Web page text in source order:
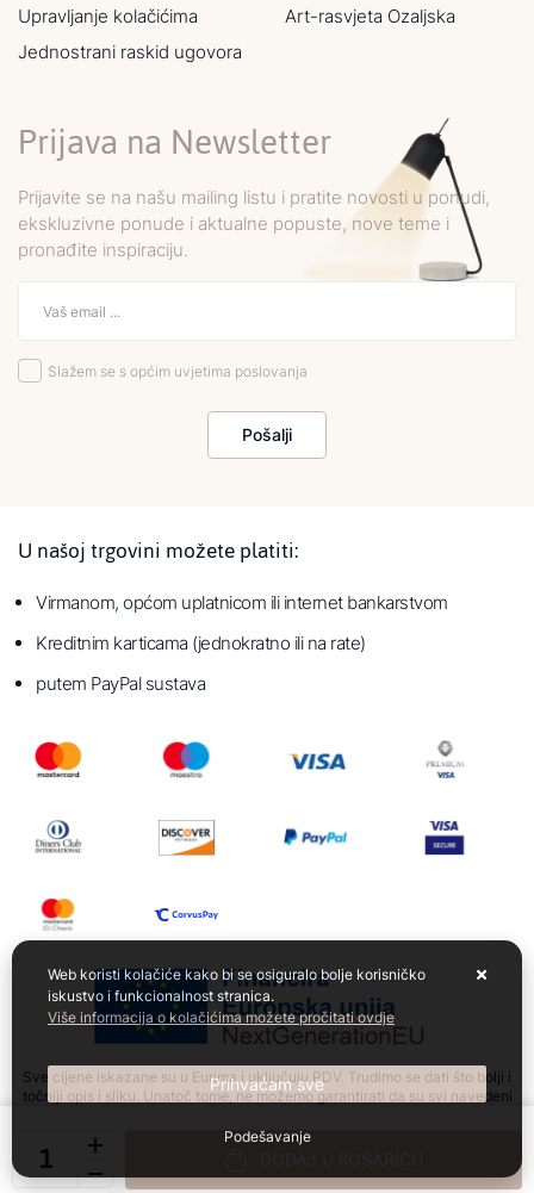
Upravljanje kolačićima
Jednostrani raskid ugovora
Art-rasvjeta Ozaljska
Prijava na Newsletter
Prijavite se na našu mailing listu i pratite novosti u ponudi,
ekskluzivne ponude i aktualne popuste, nove teme i
pronađite inspiraciju.
Slažem se s općim uvjetima poslovanja
Pošalji
U našoj trgovini možete platiti:
Virmanom, općom uplatnicom ili internet bankarstvom
Kreditnim karticama (jednokratno ili na rate)
putem PayPal sustava
Sve cijene iskazane su u Eurima i uključuju PDV. Trudimo se dati što bolji i
točniji opis i sliku. Unatoč tome, ne možemo garantirati da su svi navedeni
nastale u opisu proizvoda, slikama proizvoda te promjene cijena.
Web koristi kolačiće kako bi se osiguralo bolje korisničko
iskustvo i funkcionalnost stranica.
Više informacija o kolačićima možete pročitati ovdje
Prihvaćam sve
Podešavanje